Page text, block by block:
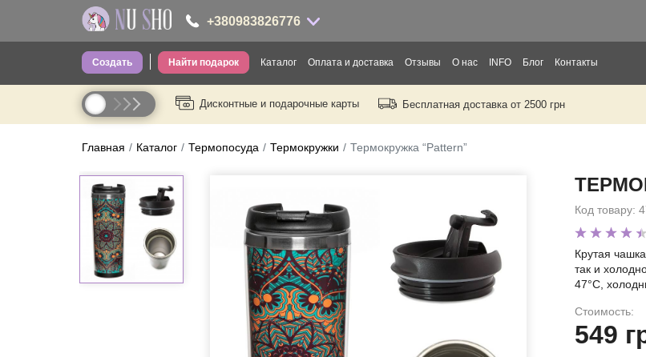
Создать Найти подарок Каталог
Одежда для взрослых
Одежда для детей
Головные уборы
Трусы
Сумки
Посуда
Термопосуда
Канцелярия
Оплата и доставка Отзывы О нас INFO Блог Контакты
Дисконтные и подарочные карты Бесплатная доставка от 2500 грн
+380983826776
+380983826776
----
Главная Каталог Термопосуда Термокружки Термокружка “Pattern”
Код товару:
Крутая
так и
47°С,
Стоимость:
549